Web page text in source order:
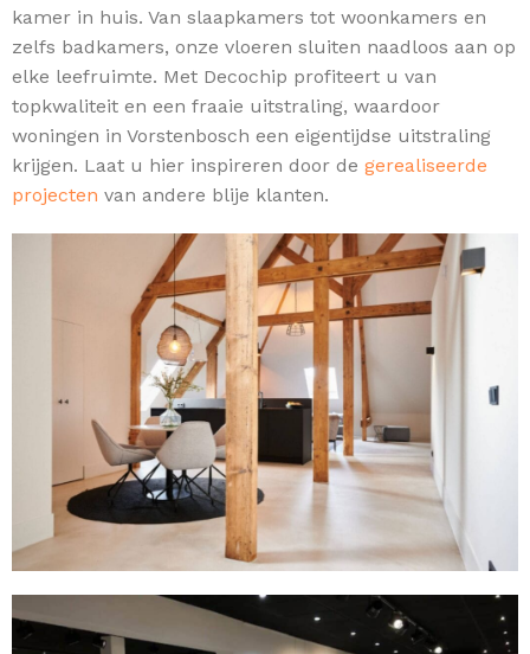
kamer in huis. Van slaapkamers tot woonkamers en
zelfs badkamers, onze vloeren sluiten naadloos aan op
elke leefruimte. Met Decochip profiteert u van
topkwaliteit en een fraaie uitstraling, waardoor
woningen in Vorstenbosch een eigentijdse uitstraling
krijgen. Laat u hier inspireren door de gerealiseerde
projecten van andere blije klanten.